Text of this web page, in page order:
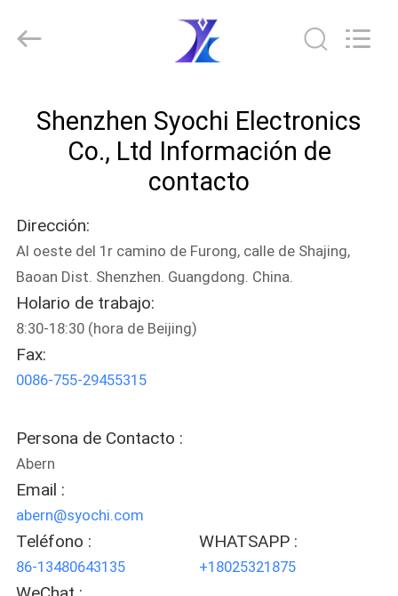
PRODUCTOS
NOSOTROS
VIAJE
DE
LA
FÁBRICA
CONTROL
DE
CALIDAD
ÉNTRENOS
Syochi
Electronics
Shenzhen Syochi Electronics
Co., Ltd Información de
contacto
Dirección:
Al oeste del 1r camino de Furong, calle de Shajing,
Baoan Dist. Shenzhen. Guangdong. China.
Holario de trabajo:
8:30-18:30 (hora de Beijing)
Fax:
0086-755-29455315
Persona de Contacto :
Abern
Email :
abern@syochi.com
Teléfono :
86-13480643135
WHATSAPP :
+18025321875